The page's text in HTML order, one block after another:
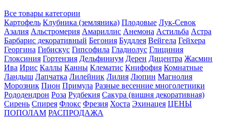
Все товары категории
Картофель Клубника (земляника) Плодовые Лук-Севок
Азалия Альстромерия Амариллис Анемона Астильба Астра
Барбарис декоративный Бегония Буддлея Вейгела Гейхера
Георгина Гибискус Гипсофила Гладиолус Глициния
Глоксиния Гортензия Дельфиниум Дерен Дицентра Жасмин
Ива Ирис Каллы Канны Клематис Книфофия Комнатные
Ландыш Лапчатка Лилейник Лилия Люпин Магнолия
Морозник Пион Примула Разные весенние многолетники
Рододендрон Роза Рудбекия Сакура (вишня декоративная)
Сирень Спирея Флокс Фрезия Хоста Эхинацея ЦЕНЫ
ПОПОЛАМ РАСПРОДАЖА